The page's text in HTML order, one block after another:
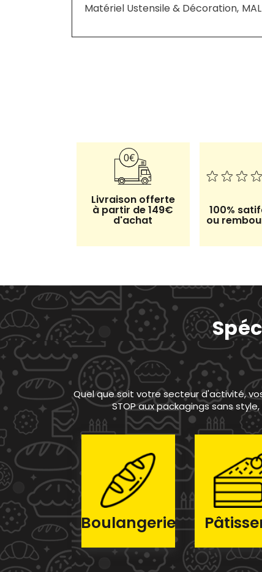
Matériel Ustensile & Décoration,
Livraison offerte
à partir de 149€
d'achat
100%
ou
Quel que soit votre secteur d'activité,
STOP aux packagings sans
Boulangerie